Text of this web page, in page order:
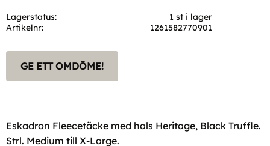
Lagerstatus
1 st i lager
Artikelnr
1261582770901
GE ETT OMDÖME!
Eskadron Fleecetäcke med hals Heritage, Black Truffle.
Strl. Medium till X-Large.